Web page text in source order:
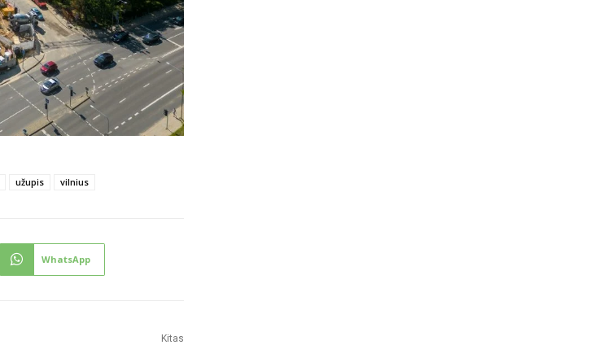
užupis vilnius
WhatsApp
Kitas